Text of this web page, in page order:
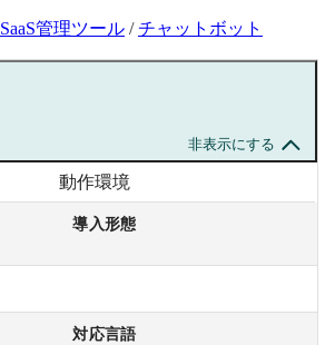
SaaS管理ツール /チャットボット
非表示にする
動作環境
導入形態
対応言語